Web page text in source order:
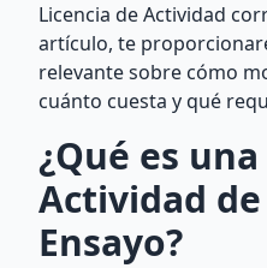
Licencia de Actividad
artículo, te
relevante sobre cómo
cuánto cuesta y qué
¿Qué es
Actividad
Ensayo?